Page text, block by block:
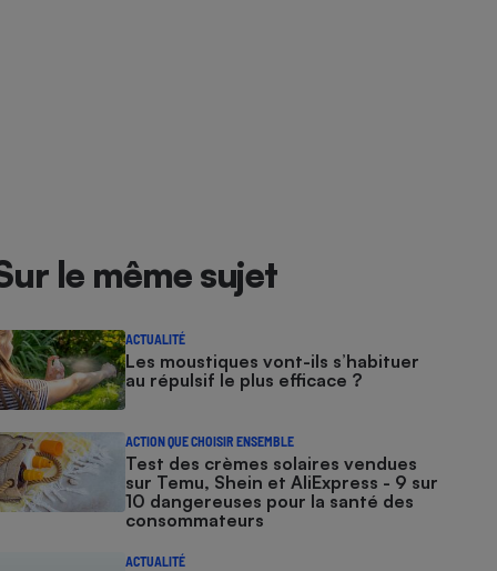
le même sujet
ACTUALITÉ
Les moustiques vont-ils s’habituer
au répulsif le plus efficace ?
ACTION QUE CHOISIR ENSEMBLE
Test des crèmes solaires vendues
sur Temu, Shein et AliExpress - 9 sur
10 dangereuses pour la santé des
consommateurs
ACTUALITÉ